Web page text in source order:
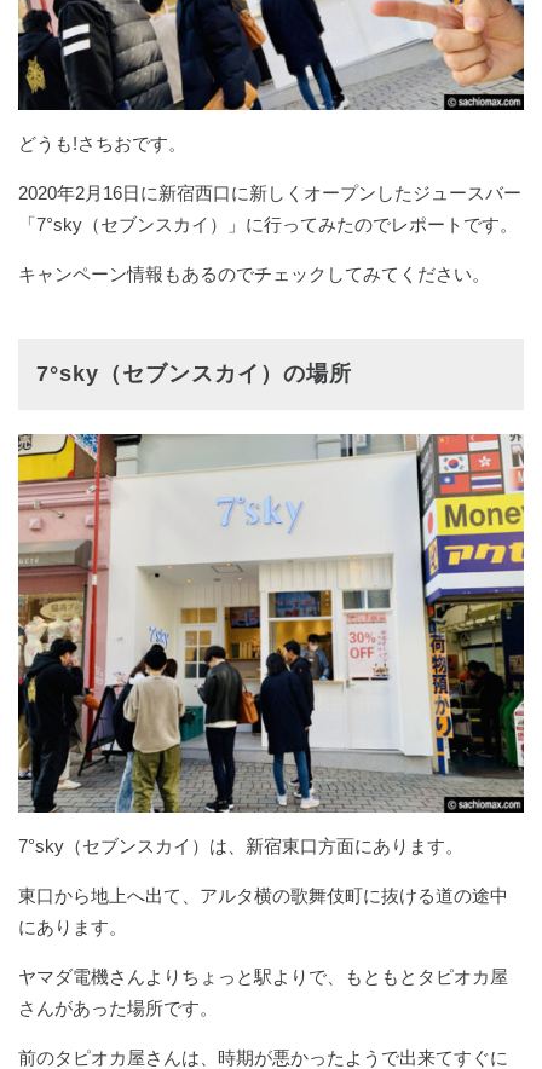
どうも!さちおです。
2020年2月16日に新宿西口に新しくオープンしたジュースバー
「7°sky（セブンスカイ）」に行ってみたのでレポートです。
キャンペーン情報もあるのでチェックしてみてください。
7°sky（セブンスカイ）の場所
7°sky（セブンスカイ）は、新宿東口方面にあります。
東口から地上へ出て、アルタ横の歌舞伎町に抜ける道の途中
にあります。
ヤマダ電機さんよりちょっと駅よりで、もともとタピオカ屋
さんがあった場所です。
前のタピオカ屋さんは、時期が悪かったようで出来てすぐに